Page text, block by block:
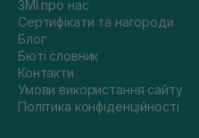
ЗМІ про нас
Сертифікати та нагороди
Блог
Бюті словник
Контакти
Умови використання сайту
Політика конфіденційності